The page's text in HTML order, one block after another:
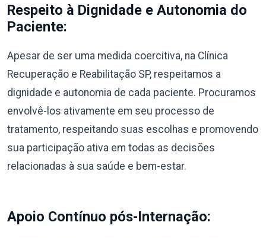
Respeito à Dignidade e Autonomia do
Paciente:
Apesar de ser uma medida coercitiva, na Clínica
Recuperação e Reabilitação SP, respeitamos a
dignidade e autonomia de cada paciente. Procuramos
envolvê-los ativamente em seu processo de
tratamento, respeitando suas escolhas e promovendo
sua participação ativa em todas as decisões
relacionadas à sua saúde e bem-estar.
Apoio Contínuo pós-Internação: